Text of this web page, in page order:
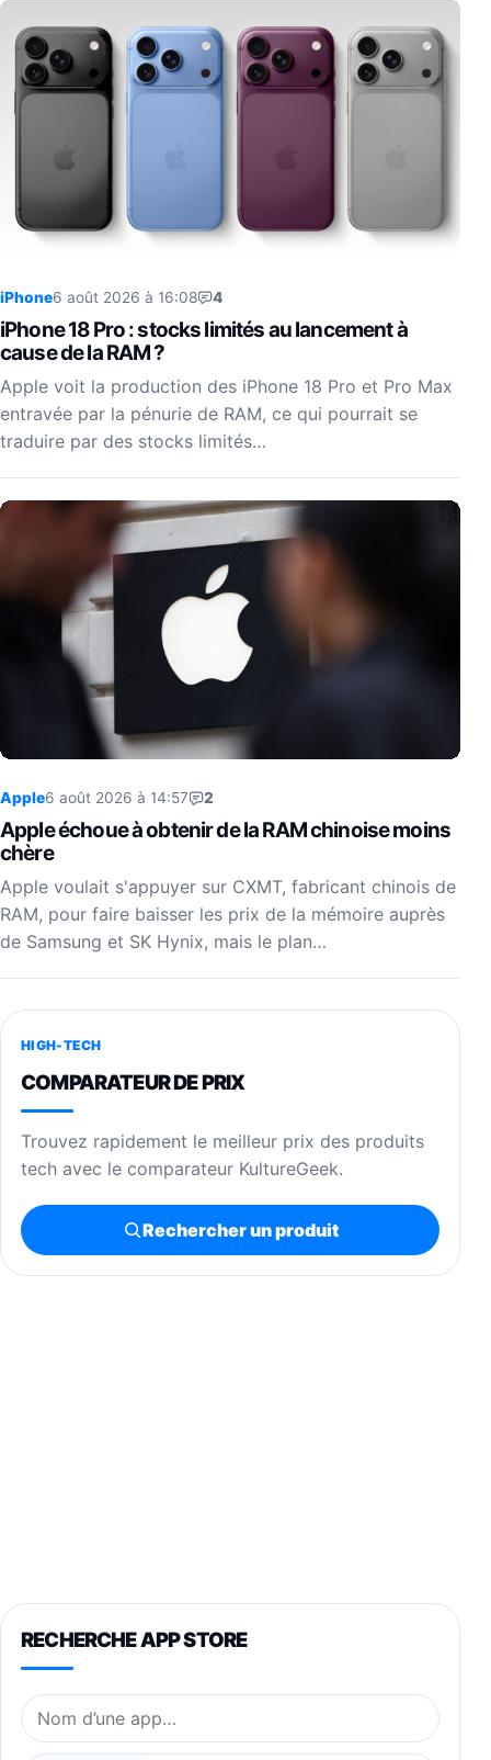
iPhone6 août 2026 à 16:08 4
iPhone 18 Pro : stocks limités au lancement à
cause de la RAM ?
Apple voit la production des iPhone 18 Pro et Pro Max
entravée par la pénurie de RAM, ce qui pourrait se
traduire par des stocks limités…
Apple6 août 2026 à 14:57 2
Apple échoue à obtenir de la RAM chinoise moins
chère
Apple voulait s'appuyer sur CXMT, fabricant chinois de
RAM, pour faire baisser les prix de la mémoire auprès
de Samsung et SK Hynix, mais le plan…
HIGH-TECH
COMPARATEUR DE PRIX
Trouvez rapidement le meilleur prix des produits
tech avec le comparateur KultureGeek.
Rechercher un produit
RECHERCHE APP STORE
Nom de l’application